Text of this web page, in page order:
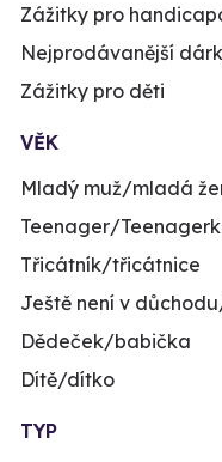
Zážitky pro
Nejprodávanější
Zážitky pro děti
VĚK
Mladý muž/mladá
Teenager/
Třicátník/třicátnice
Ještě není v
Dědeček/babička
Dítě/dítko
TYP